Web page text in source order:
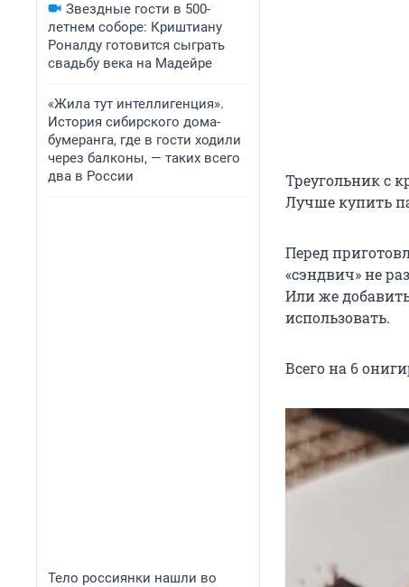
Звездные гости в 500-
летнем соборе: Криштиану
Роналду готовится сыграть
свадьбу века на Мадейре
«Жила тут интеллигенция».
История сибирского дома-
бумеранга, где в гости ходили
через балконы, — таких всего
два в России
Тело россиянки нашли во
Треугольник с
Лучше купить
Перед
«сэндвич» не
Или же
использовать.
Всего на 6